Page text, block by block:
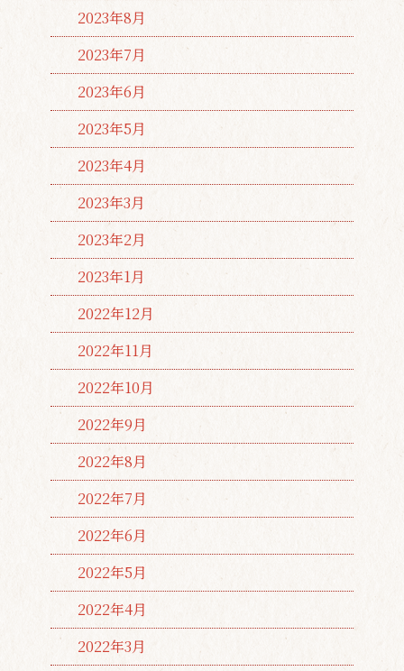
2023年8月
2023年7月
2023年6月
2023年5月
2023年4月
2023年3月
2023年2月
2023年1月
2022年12月
2022年11月
2022年10月
2022年9月
2022年8月
2022年7月
2022年6月
2022年5月
2022年4月
2022年3月